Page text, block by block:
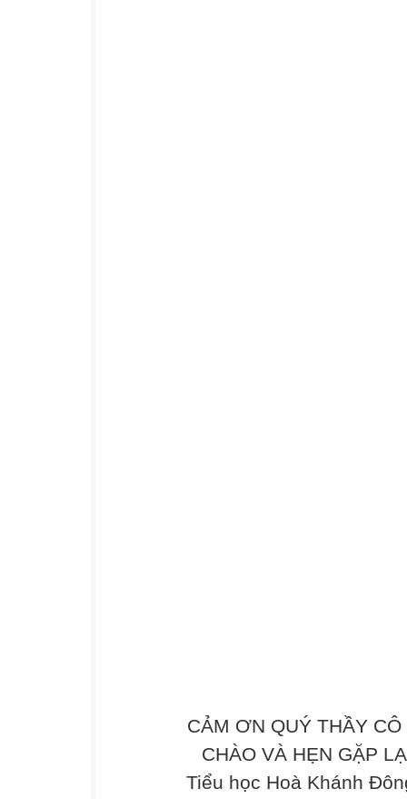
CẢM ƠN QUÝ THẦY
CHÀO VÀ HẸN GẶP
Tiểu học Hoà Khánh